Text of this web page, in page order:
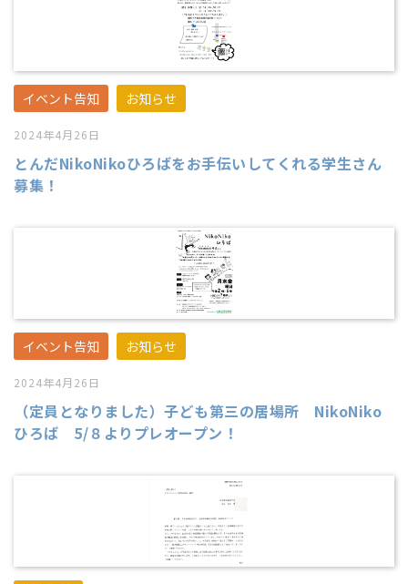
イベント告知 お知らせ
2024年4月26日
とんだNikoNikoひろばをお手伝いしてくれる学生さん
募集！
イベント告知 お知らせ
2024年4月26日
（定員となりました）子ども第三の居場所 NikoNiko
ひろば 5/８よりプレオープン！